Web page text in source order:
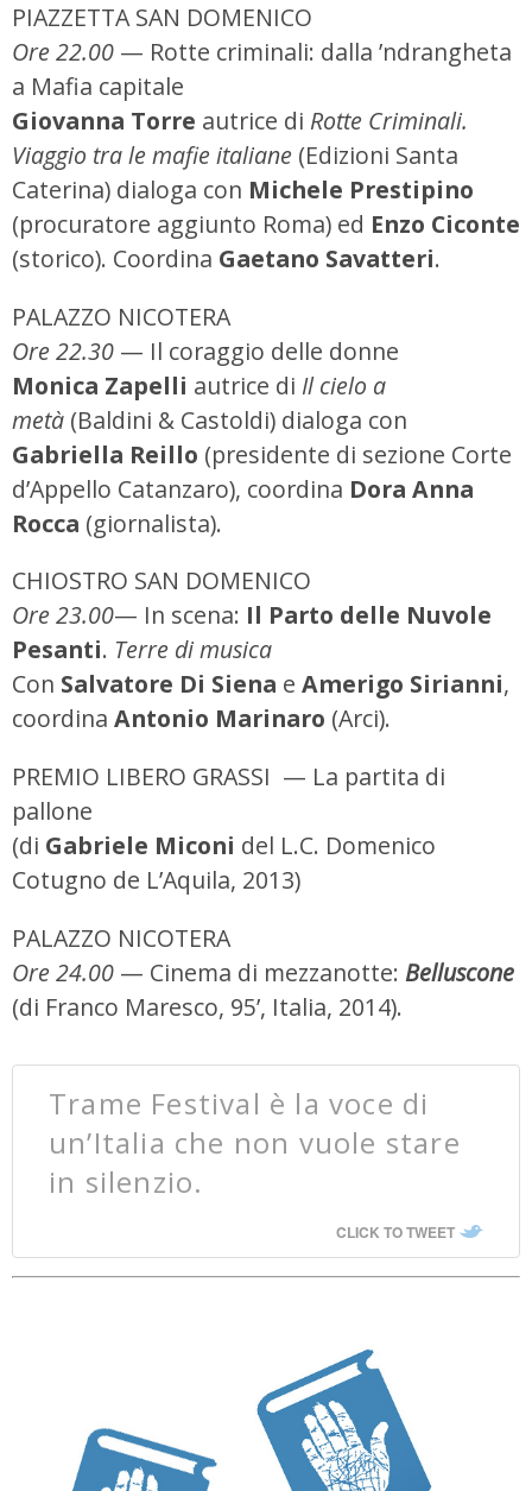
PIAZZETTA SAN DOMENICO
Ore 22.00 — Rotte criminali: dalla ’ndrangheta
a Mafia capitale
Giovanna Torre autrice di Rotte Criminali.
Viaggio tra le mafie italiane (Edizioni Santa
Caterina) dialoga con Michele Prestipino
(procuratore aggiunto Roma) ed Enzo Ciconte
(storico). Coordina Gaetano Savatteri.
PALAZZO NICOTERA
Ore 22.30 — Il coraggio delle donne
Monica Zapelli autrice di Il cielo a
metà (Baldini & Castoldi) dialoga con
Gabriella Reillo (presidente di sezione Corte
d’Appello Catanzaro), coordina Dora Anna
Rocca (giornalista).
CHIOSTRO SAN DOMENICO
Ore 23.00— In scena: Il Parto delle Nuvole
Pesanti. Terre di musica
Con Salvatore Di Siena e Amerigo Sirianni,
coordina Antonio Marinaro (Arci).
PREMIO LIBERO GRASSI — La partita di
pallone
(di Gabriele Miconi del L.C. Domenico
Cotugno de L’Aquila, 2013)
PALAZZO NICOTERA
Ore 24.00 — Cinema di mezzanotte: Belluscone
(di Franco Maresco, 95’, Italia, 2014).
Trame Festival è la voce di
un’Italia che non vuole stare
in silenzio.
CLICK TO TWEET